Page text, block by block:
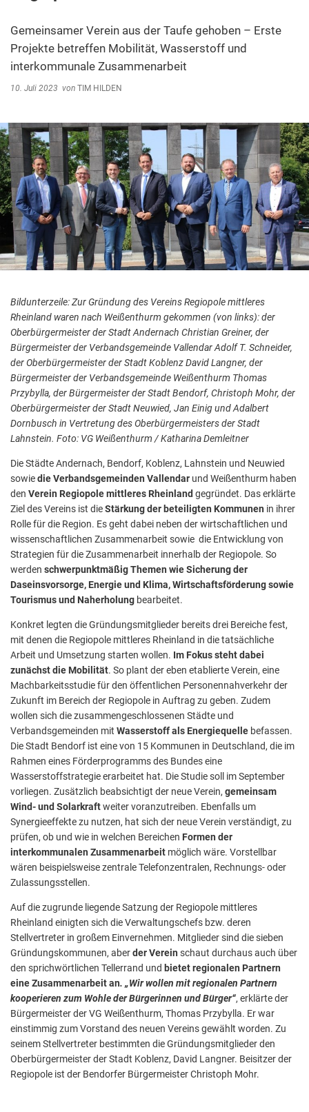
Steuern, Gebühren, Beiträge
Kita-Sozialarbeit
Gemeinsamer Verein aus der Taufe gehoben – Erste
Projekte betreffen Mobilität, Wasserstoff und
interkommunale Zusammenarbeit
10. Juli 2023 von TIM HILDEN
Bildunterzeile: Zur Gründung des Vereins Regiopole mittleres
Rheinland waren nach Weißenthurm gekommen (von links): der
Oberbürgermeister der Stadt Andernach Christian Greiner, der
Bürgermeister der Verbandsgemeinde Vallendar Adolf T. Schneider,
der Oberbürgermeister der Stadt Koblenz David Langner, der
Bürgermeister der Verbandsgemeinde Weißenthurm Thomas
Przybylla, der Bürgermeister der Stadt Bendorf, Christoph Mohr, der
Oberbürgermeister der Stadt Neuwied, Jan Einig und Adalbert
Dornbusch in Vertretung des Oberbürgermeisters der Stadt
Lahnstein. Foto: VG Weißenthurm / Katharina Demleitner
Die Städte Andernach, Bendorf, Koblenz, Lahnstein und Neuwied
sowiedie Verbandsgemeinden Vallendar und Weißenthurm haben
den Verein Regiopole mittleres Rheinland gegründet. Das erklärte
Ziel des Vereins ist dieStärkung der beteiligten Kommunen in ihrer
Rolle für die Region. Es geht dabei neben der wirtschaftlichen und
wissenschaftlichen Zusammenarbeit sowie die Entwicklung von
Strategien für die Zusammenarbeit innerhalb der Regiopole. So
werden schwerpunktmäßig Themen wie Sicherung der
Daseinsvorsorge, Energie und Klima, Wirtschaftsförderung sowie
Tourismus und Naherholung bearbeitet.
Konkret legten die Gründungsmitglieder bereits drei Bereiche fest,
mit denen die Regiopole mittleres Rheinland in die tatsächliche
Arbeit und Umsetzung starten wollen. Im Fokus steht dabei
zunächst die Mobilität. So plant der eben etablierte Verein, eine
Machbarkeitsstudie für den öffentlichen Personennahverkehr der
Zukunft im Bereich der Regiopole in Auftrag zu geben. Zudem
wollen sich die zusammengeschlossenen Städte und
Verbandsgemeinden mit Wasserstoff als Energiequelle befassen.
Die Stadt Bendorf ist eine von 15 Kommunen in Deutschland, die im
Rahmen eines Förderprogramms des Bundes eine
Wasserstoffstrategie erarbeitet hat. Die Studie soll im September
vorliegen. Zusätzlich beabsichtigt der neue Verein, gemeinsam
Wind- und Solarkraftweiter voranzutreiben. Ebenfalls um
Synergieeffekte zu nutzen, hat sich der neue Verein verständigt, zu
prüfen, ob und wie in welchen Bereichen Formen der
interkommunalen Zusammenarbeit möglich wäre. Vorstellbar
wären beispielsweise zentrale Telefonzentralen, Rechnungs- oder
Zulassungsstellen.
Auf die zugrunde liegende Satzung der Regiopole mittleres
Rheinland einigten sich die Verwaltungschefs bzw. deren
Stellvertreter in großem Einvernehmen. Mitglieder sind die sieben
Gründungskommunen, aberder Verein schaut durchaus auch über
den sprichwörtlichen Tellerrand und bietet regionalen Partnern
eine Zusammenarbeit an. „Wir wollen mit regionalen Partnern
kooperieren zum Wohle der Bürgerinnen und Bürger“, erklärte der
Bürgermeister der VG Weißenthurm, Thomas Przybylla. Er war
einstimmig zum Vorstand des neuen Vereins gewählt worden. Zu
seinem Stellvertreter bestimmten die Gründungsmitglieder den
Oberbürgermeister der Stadt Koblenz, David Langner. Beisitzer der
Regiopole ist der Bendorfer Bürgermeister Christoph Mohr.